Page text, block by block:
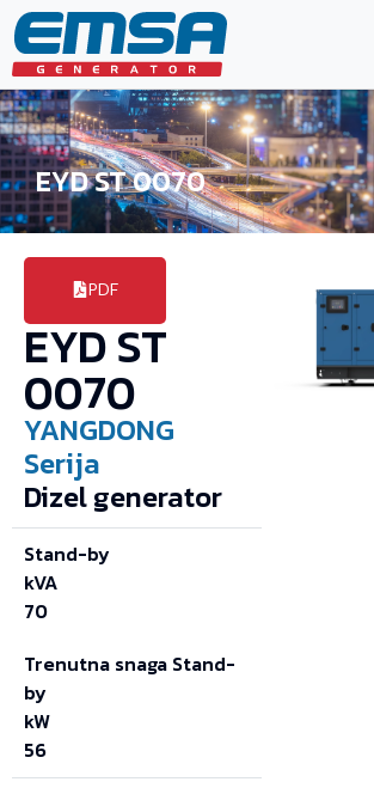
EYD ST 0070
PDF
EYD ST
0070
YANGDONG
Serija
Dizel generator
Stand-by
kVA
70
Trenutna snaga Stand-
by
kW
56